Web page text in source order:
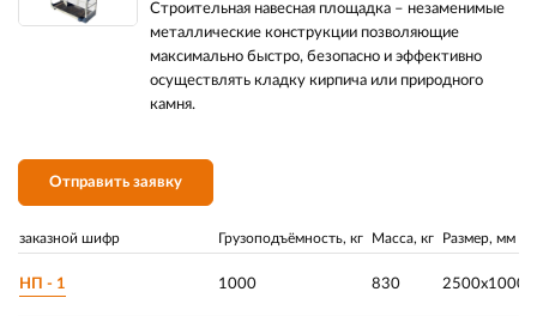
Строительная навесная площадка – незаменимые
металлические конструкции позволяющие
максимально быстро, безопасно и эффективно
осуществлять кладку кирпича или природного
камня.
Отправить заявку
заказной шифр Грузоподъёмность, кг Масса, кг Размер, мм
НП - 1 1000 830